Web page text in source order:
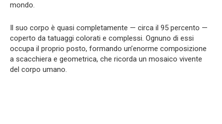
mondo.
Il suo corpo è quasi completamente — circa il 95 percento —
coperto da tatuaggi colorati e complessi. Ognuno di essi
occupa il proprio posto, formando un’enorme composizione
a scacchiera e geometrica, che ricorda un mosaico vivente
del corpo umano.